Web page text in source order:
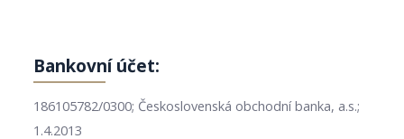
Bankovní účet:
186105782/0300; Československá obchodní banka, a.s.;
1.4.2013